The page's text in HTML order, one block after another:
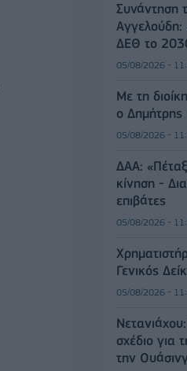
Συνάντηση
Αγγελούδη:
ΔΕΘ το
05/08/2026 -
Με τη
ο
05/08/2026 -
ΔΑΑ:
κίνηση -
επιβάτες
05/08/2026 -
Γενικός
05/08/2026 -
σχέδιο για
την